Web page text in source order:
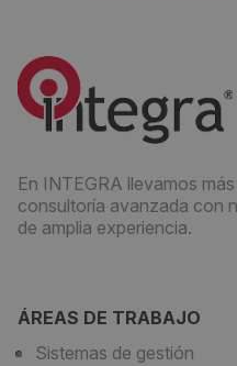
En INTEGRA llevamos
consultoría avanzada con
de amplia experiencia.
ÁREAS DE TRABAJO
Sistemas de gestión